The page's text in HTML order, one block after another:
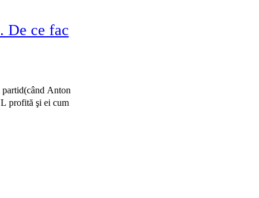
De ce fac
partid(când Anton
profită şi ei cum